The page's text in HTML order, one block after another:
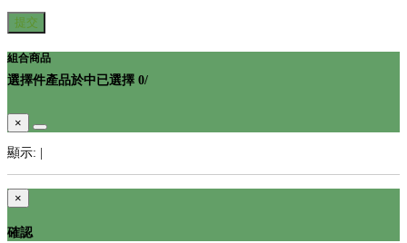
提交
組合商品
選擇件產品於中已選擇 0/
×
顯示:
×
確認